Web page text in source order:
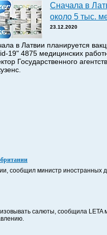
Сначала в
около 5 тыс.
23.12.2020
в Латвии планируется
19" 4875 медицинских
Государственного
сообщил министр иностранных
салюты, сообщила LETA